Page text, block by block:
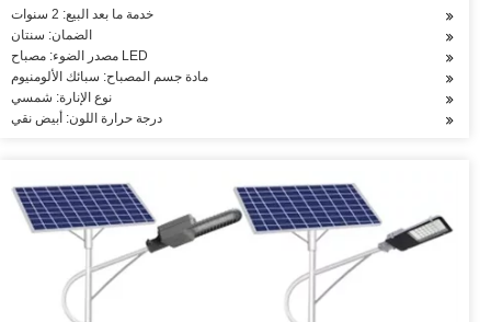
خدمة ما بعد البيع: 2 سنوات
الضمان: سنتان
مصدر الضوء: مصباح LED
مادة جسم المصباح: سبائك الألومنيوم
نوع الإنارة: شمسي
درجة حرارة اللون: أبيض نقي